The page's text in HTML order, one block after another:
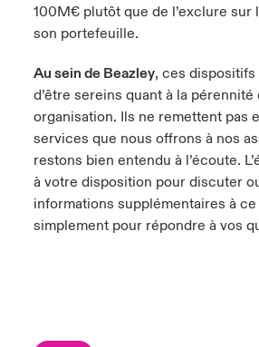
100M€ plutôt que de l’exclure sur
son portefeuille.
Au sein de Beazley, ces
d’être sereins quant à la pérennité
organisation. Ils ne remettent pas
services que nous offrons à nos
restons bien entendu à l’écoute.
à votre disposition pour discuter
informations supplémentaires à
simplement pour répondre à vos